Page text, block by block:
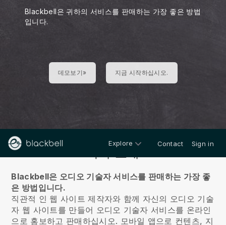
Blackbell은 귀하의 서비스를 판매하는 가장 좋은 방법
입니다.
데모보기» 지금 시작하십시오.
Explore Contact Sign in
Blackbell은 오디오 기술자 서비스를 판매하는 가장 좋
은 방법입니다.
직관적 인 웹 사이트 제작자와 함께 자신의 오디오 기술
자 웹 사이트를 만들어 오디오 기술자 서비스를 온라인
으로 홍보하고 판매하십시오. 모바일 앱으로 컨텐츠, 지